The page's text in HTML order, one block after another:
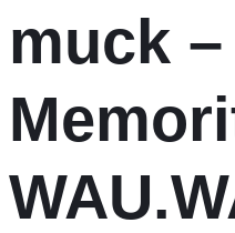
muck –